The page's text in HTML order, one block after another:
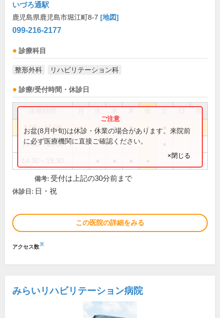
いづろ通駅
鹿児島県鹿児島市堀江町8-7 [地図]
099-216-2177
診療科目
整形外科 リハビリテーション科
診療/受付時間・休診日
祝
9:00～13:00 ● ● ● ● ●
14:00～18:00
お盆(8月中旬)は休診・休業の場合があります。来院前
に必ず医療機関に直接ご確認ください。
×閉じる
備考: 受付は上記の30分前まで
休診日: 日・祝
この医院の詳細をみる
アクセス数※
みらいリハビリテーション病院